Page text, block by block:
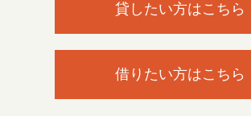
貸したい方はこちら
借りたい方はこちら